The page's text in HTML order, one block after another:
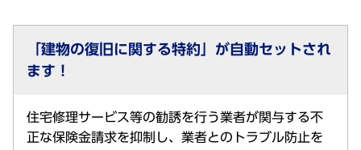
「建物の復旧に関する特約」が自動セットされ
ます！
住宅修理サービス等の勧誘を行う業者が関与する不
正な保険金請求を抑制し、業者とのトラブル防止を